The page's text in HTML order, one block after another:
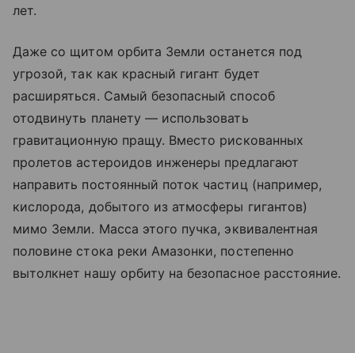
лет.
Даже со щитом орбита Земли останется под
угрозой, так как красный гигант будет
расширяться. Самый безопасный способ
отодвинуть планету — использовать
гравитационную пращу. Вместо рискованных
пролетов астероидов инженеры предлагают
направить постоянный поток частиц (например,
кислорода, добытого из атмосферы гигантов)
мимо Земли. Масса этого пучка, эквивалентная
половине стока реки Амазонки, постепенно
вытолкнет нашу орбиту на безопасное расстояние.